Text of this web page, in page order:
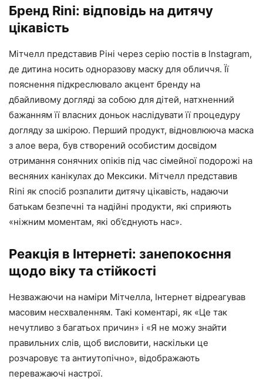
Бренд Rini: відповідь на дитячу
цікавість
Мітчелл представив Ріні через серію постів в Instagram,
де дитина носить одноразову маску для обличчя. Її
пояснення підкреслювало акцент бренду на
дбайливому догляді за собою для дітей, натхненний
бажанням її власних доньок наслідувати її процедуру
догляду за шкірою. Перший продукт, відновлююча маска
з алое вера, був створений особистим досвідом
отримання сонячних опіків під час сімейної подорожі на
весняних канікулах до Мексики. Мітчелл представив
Rini як спосіб розпалити дитячу цікавість, надаючи
батькам безпечні та надійні продукти, які сприяють
«ніжним моментам, які об’єднують нас».
Реакція в Інтернеті: занепокоєння
щодо віку та стійкості
Незважаючи на наміри Мітчелла, Інтернет відреагував
масовим несхваленням. Такі коментарі, як «Це так
нечутливо з багатьох причин» і «Я не можу знайти
правильних слів, щоб висловити, наскільки це
розчаровує та антиутопічно», відображають
переважаючі настрої.